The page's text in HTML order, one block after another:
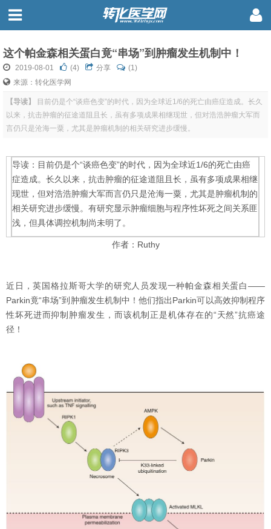
这个帕金森相关蛋白竟“串场”到肿瘤发生机制中！
2019-08-01 (4) 分享
(1)
来源：转化医学网
【导读】
目前仍是个“谈癌色变”的时代，因为全球近1/6的死亡由癌症造成。长久
以来，抗击肿瘤的征途道阻且长，虽有多项成果相继现世，但对浩浩肿瘤大军而
言仍只是沧海一粟，尤其是肿瘤机制的相关研究进步缓慢。
导读：目前仍是个“谈癌色变”的时代，因为全球近1/6的死亡由癌
症造成。长久以来，抗击肿瘤的征途道阻且长，虽有多项成果相继
现世，但对浩浩肿瘤大军而言仍只是沧海一粟，尤其是肿瘤机制的
相关研究进步缓慢。有研究显示肿瘤细胞与程序性坏死之间关系匪
浅，但具体调控机制尚未明了。
作者：Ruthy
近日，英国格拉斯哥大学的研究人员发现一种帕金森相关蛋白——
Parkin竟“串场”到肿瘤发生机制中！他们指出Parkin可以高效抑制程序
性坏死进而抑制肿瘤发生，而该机制正是机体存在的“天然”抗癌途
径！